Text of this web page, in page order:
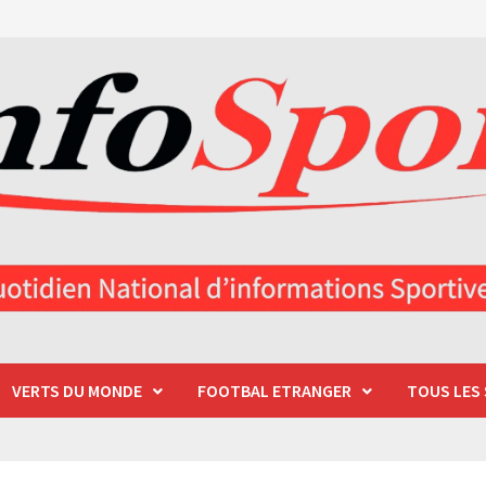
VERTS DU MONDE FOOTBAL ETRANGER TOUS LES